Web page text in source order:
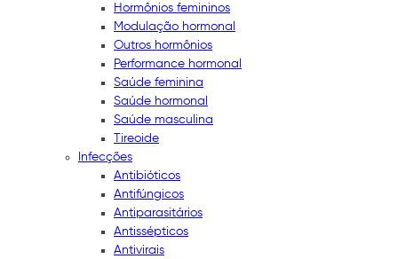
Hormônios femininos
Modulação hormonal
Outros hormônios
Performance hormonal
Saúde feminina
Saúde hormonal
Saúde masculina
Tireoide
Infecções
Antibióticos
Antifúngicos
Antiparasitários
Antissépticos
Antivirais